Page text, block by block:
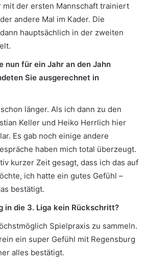
mit der ersten Mannschaft trainiert
andere Mal im Kader. Die
hauptsächlich in der zweiten
nun für ein Jahr an den Jahn
Sie ausgerechnet in
länger. Als ich dann zu den
Keller und Heiko Herrlich hier
Es gab noch einige andere
haben mich total überzeugt.
kurzer Zeit gesagt, dass ich das auf
ich hatte ein gutes Gefühl –
bestätigt.
in die 3. Liga kein Rückschritt?
Spielpraxis zu sammeln.
ein super Gefühl mit Regensburg
alles bestätigt.